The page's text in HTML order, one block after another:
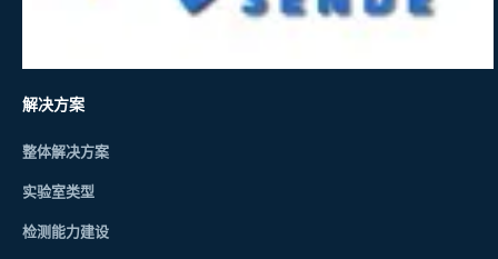
解决方案
整体解决方案
实验室类型
检测能力建设